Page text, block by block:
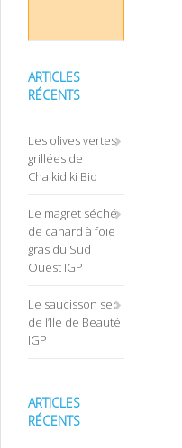
ARTICLES
RÉCENTS
Les olives vertes
grillées de
Chalkidiki Bio
Le magret séché
de canard à foie
gras du Sud
Ouest IGP
Le saucisson sec
de l’Ile de Beauté
IGP
ARTICLES
RÉCENTS